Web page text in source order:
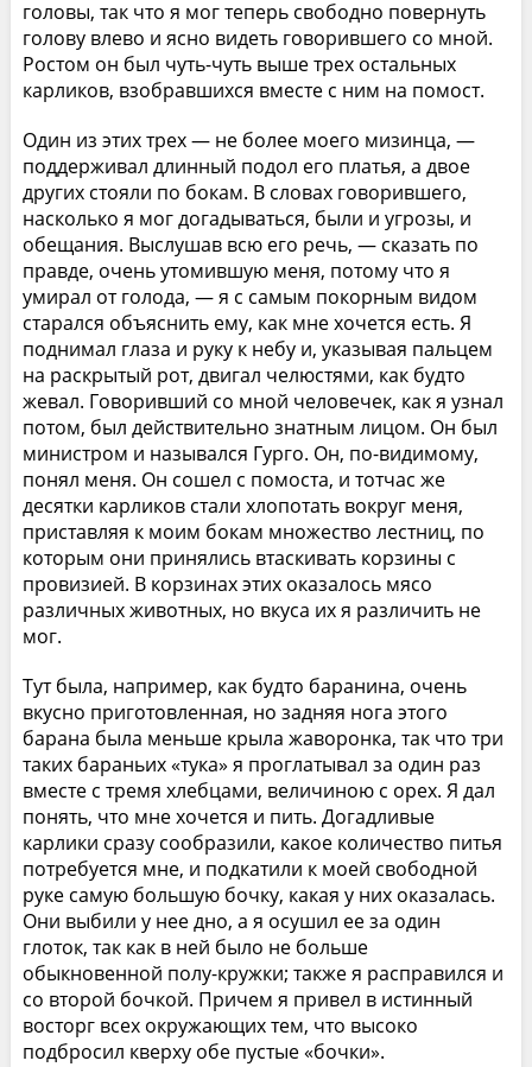
головы, так что я мог теперь свободно повернуть
голову влево и ясно видеть говорившего со мной.
Ростом он был чуть-чуть выше трех остальных
карликов, взобравшихся вместе с ним на помост.
Один из этих трех — не более моего мизинца, —
поддерживал длинный подол его платья, а двое
других стояли по бокам. В словах говорившего,
насколько я мог догадываться, были и угрозы, и
обещания. Выслушав всю его речь, — сказать по
правде, очень утомившую меня, потому что я
умирал от голода, — я с самым покорным видом
старался объяснить ему, как мне хочется есть. Я
поднимал глаза и руку к небу и, указывая пальцем
на раскрытый рот, двигал челюстями, как будто
жевал. Говоривший со мной человечек, как я узнал
потом, был действительно знатным лицом. Он был
министром и назывался Гурго. Он, по-видимому,
понял меня. Он сошел с помоста, и тотчас же
десятки карликов стали хлопотать вокруг меня,
приставляя к моим бокам множество лестниц, по
которым они принялись втаскивать корзины с
провизией. В корзинах этих оказалось мясо
различных животных, но вкуса их я различить не
мог.
Тут была, например, как будто баранина, очень
вкусно приготовленная, но задняя нога этого
барана была меньше крыла жаворонка, так что три
таких бараньих «тука» я проглатывал за один раз
вместе с тремя хлебцами, величиною с орех. Я дал
понять, что мне хочется и пить. Догадливые
карлики сразу сообразили, какое количество питья
потребуется мне, и подкатили к моей свободной
руке самую большую бочку, какая у них оказалась.
Они выбили у нее дно, а я осушил ее за один
глоток, так как в ней было не больше
обыкновенной полу-кружки; также я расправился и
со второй бочкой. Причем я привел в истинный
восторг всех окружающих тем, что высоко
подбросил кверху обе пустые «бочки».